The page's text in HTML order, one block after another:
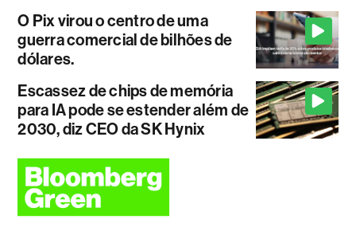
O Pix virou o centro de uma
guerra comercial de bilhões de
dólares.
Escassez de chips de memória
para IA pode se estender além de
2030, diz CEO da SK Hynix